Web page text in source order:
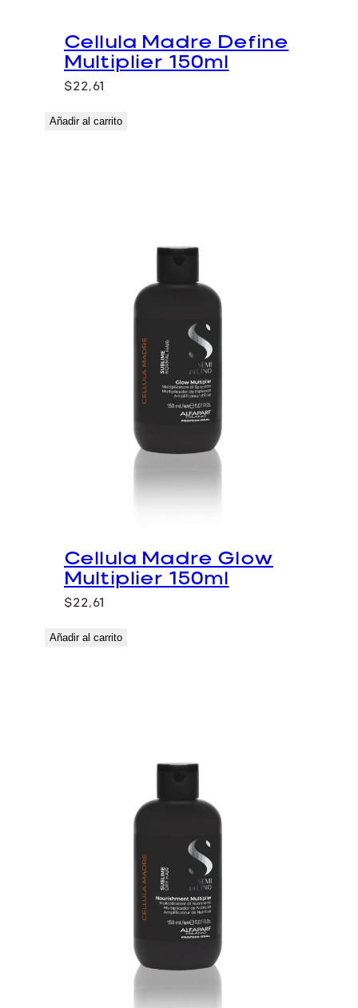
Cellula Madre Define
Multiplier 150ml
$22,61
Añadir al carrito
Cellula Madre Glow
Multiplier 150ml
$22,61
Añadir al carrito